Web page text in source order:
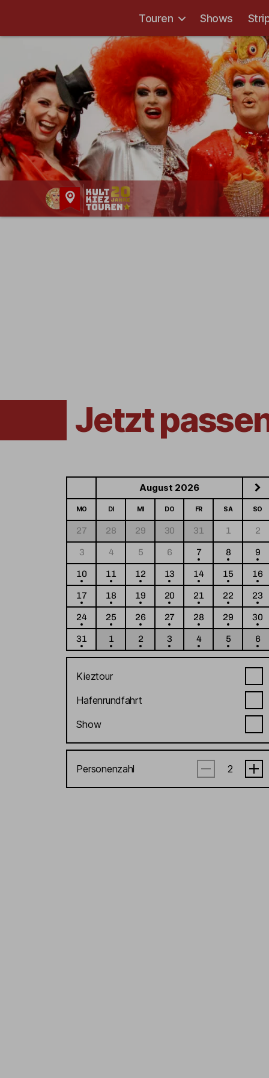
Touren Shows
Kult-
Jetzt
August 2026
MO DI MI DO FR SA SO
27 28 29 30 31 1
2
3
4 5 6 7 8
9
10
11 12 13 14 15
16
17
18 19 20 21 22
23
24
25 26 27 28 29
30
31
1 2 3 4 5 6
Kieztour
Hafenrundfahrt
Show
Personenzahl